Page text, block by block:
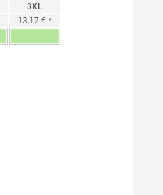
3XL
13,17 € *